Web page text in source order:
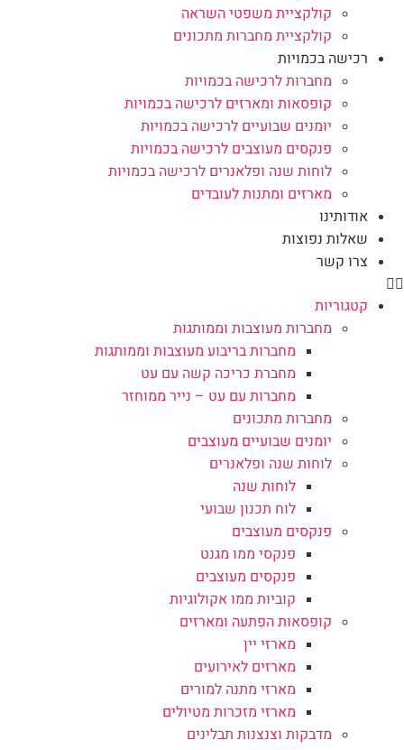
קולקציית משפטי השראה
קולקציית מחברות מתכונים
רכישה בכמויות
מחברות לרכישה בכמויות
קופסאות ומארזים לרכישה בכמויות
יומנים שבועיים לרכישה בכמויות
פנקסים מעוצבים לרכישה בכמויות
לוחות שנה ופלאנרים לרכישה בכמויות
מארזים ומתנות לעובדים
אודותינו
שאלות נפוצות
צרו קשר
קטגוריות
מחברות מעוצבות וממותגות
מחברות בריבוע מעוצבות וממותגות
מחברת כריכה קשה עם עט
מחברות עם עט – נייר ממוחזר
מחברות מתכונים
יומנים שבועיים מעוצבים
לוחות שנה ופלאנרים
לוחות שנה
לוח תכנון שבועי
פנקסים מעוצבים
פנקסי ממו מגנט
פנקסים מעוצבים
קוביות ממו אקולוגיות
קופסאות הפתעה ומארזים
מארזי יין
מארזים לאירועים
מארזי מתנה למורים
מארזי מזכרות מטיולים
מדבקות וצנצנות תבלינים